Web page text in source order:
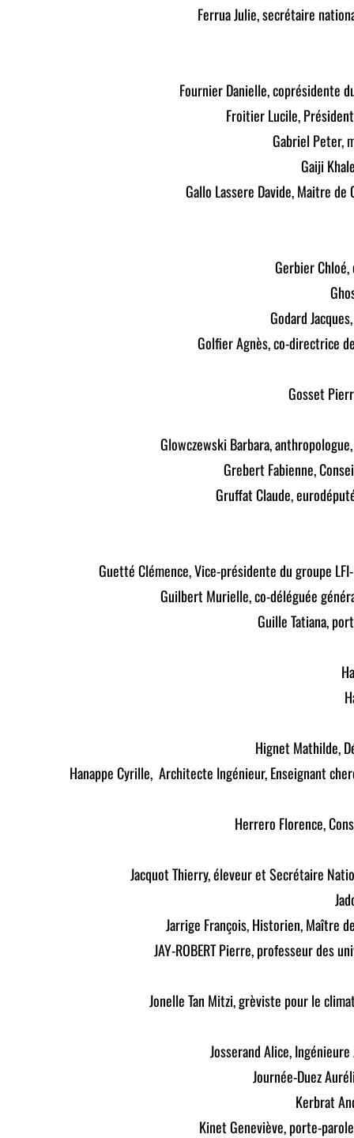
Ferrua Julie, secrétaire
FournierDanielle, coprésidente
Froitier Lucile,
Gabriel Peter,
Gaiji
Gallo Lassere Davide, Maitre
Gerbier
Godard
Golfier Agnès, co-directrice
Gosset
Glowczewski Barbara,
Grebert Fabienne,
Gruffat Claude,
Guetté Clémence, Vice-présidente du groupe
Guilbert Murielle, co-déléguée
Guille Tatiana,
Hignet Mathilde,
Hanappe Cyrille, Architecte Ingénieur, Enseignant
Herrero Florence,
Jacquot Thierry, éleveur et Secrétaire
Jarrige François, Historien, Maître
JAY-ROBERT Pierre, professeur des
Jonelle Tan Mitzi, grèviste pour le
Josserand Alice, Ingénieure
Journée-Duez
Kerbrat
Kinet Geneviève, porte-